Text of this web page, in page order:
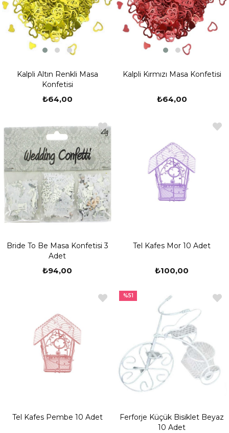
Kalpli Altın Renkli Masa
Konfetisi
₺64,00
Kalpli Kırmızı Masa Konfetisi
₺64,00
Bride To Be Masa Konfetisi 3
Adet
₺94,00
Tel Kafes Mor 10 Adet
₺100,00
Tel Kafes Pembe 10 Adet
Ferforje Küçük Bisiklet Beyaz
10 Adet
%51